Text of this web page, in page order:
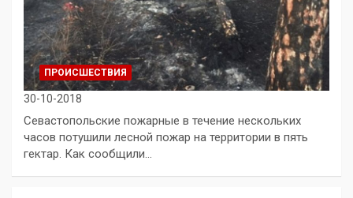
ПРОИСШЕСТВИЯ
30-10-2018
Севастопольские пожарные в течение нескольких
часов потушили лесной пожар на территории в пять
гектар. Как сообщили…